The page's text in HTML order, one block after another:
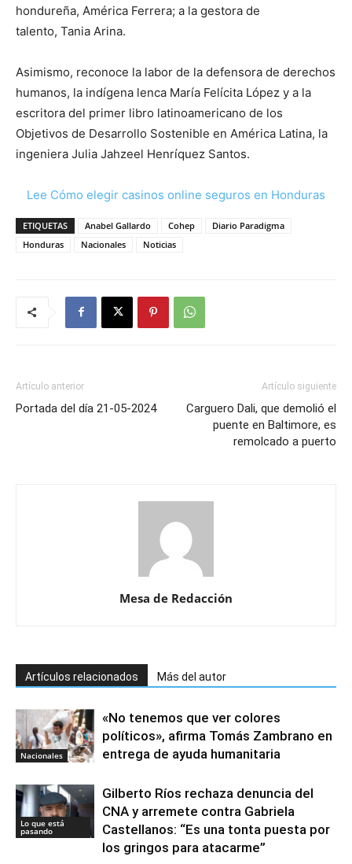
hondureña, América Ferrera; a la gestora de
talento, Tania Arina.
Asimismo, reconoce la labor de la defensora de derechos
humanos, la indígena lenca María Felícita López y a la
escritora del primer libro latinoamericano de los
Objetivos de Desarrollo Sostenible en América Latina, la
ingeniera Julia Jahzeel Henríquez Santos.
Lee Cómo elegir casinos online seguros en Honduras
ETIQUETAS Anabel Gallardo Cohep
Diario Paradigma
Honduras
Nacionales Noticias
Artículo anterior
Portada del día 21-05-2024
Artículo siguiente
Carguero Dali, que demolió el
puente en Baltimore, es
remolcado a puerto
Mesa de Redacción
Artículos relacionados Más del autor
Nacionales
«No tenemos que ver colores
políticos», afirma Tomás Zambrano en
entrega de ayuda humanitaria
Lo que está
pasando
Gilberto Ríos rechaza denuncia del
CNA y arremete contra Gabriela
Castellanos: “Es una tonta puesta por
los gringos para atacarme”